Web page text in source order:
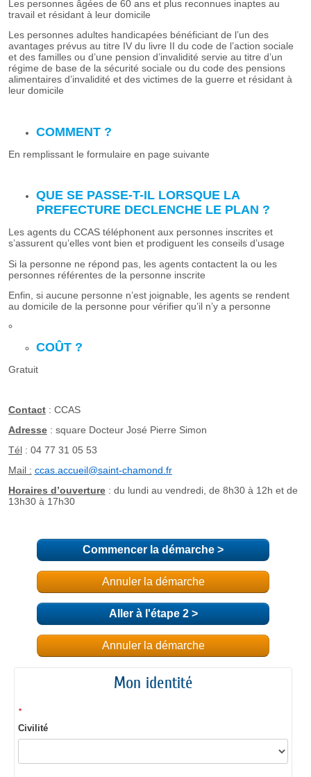
Commencer la démarche >
Annuler la démarche
Aller à l'étape 2 >
Annuler la démarche
Mon identité
*
Civilité